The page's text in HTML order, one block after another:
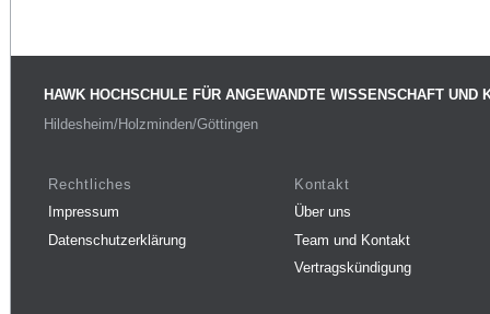
HAWK HOCHSCHULE FÜR ANGEWANDTE WISSENSCHAFT UND
Hildesheim/Holzminden/Göttingen
Rechtliches
Impressum
Datenschutzerklärung
Kontakt
Über uns
Team und Kontakt
Vertragskündigung